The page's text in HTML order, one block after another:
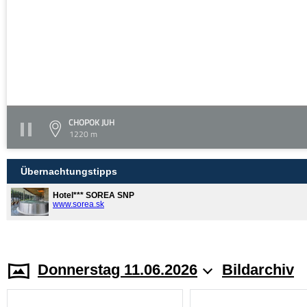
CHOPOK JUH
1220 m
Übernachtungstipps
Hotel*** SOREA SNP
www.sorea.sk
Donnerstag 11.06.2026 Bildarchiv